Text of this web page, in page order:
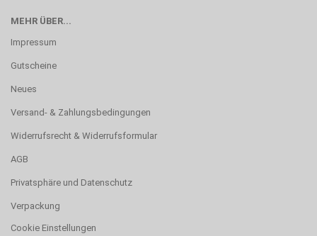
MEHR ÜBER...
Impressum
Gutscheine
Neues
Versand- & Zahlungsbedingungen
Widerrufsrecht & Widerrufsformular
AGB
Privatsphäre und Datenschutz
Verpackung
Cookie Einstellungen